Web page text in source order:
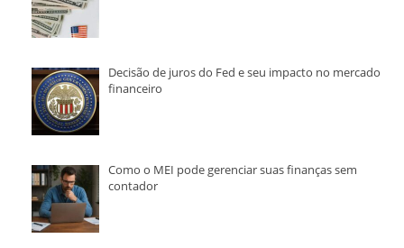
Decisão de juros do Fed e seu impacto no mercado
financeiro
Como o MEI pode gerenciar suas finanças sem
contador